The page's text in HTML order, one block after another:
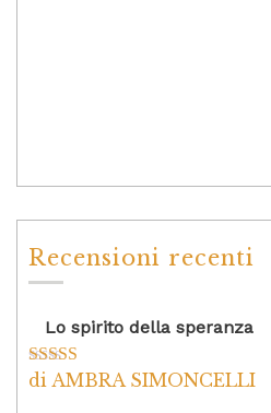
Recensioni recenti
Lo spirito della speranza
Valutato5su
di AMBRA SIMONCELLI